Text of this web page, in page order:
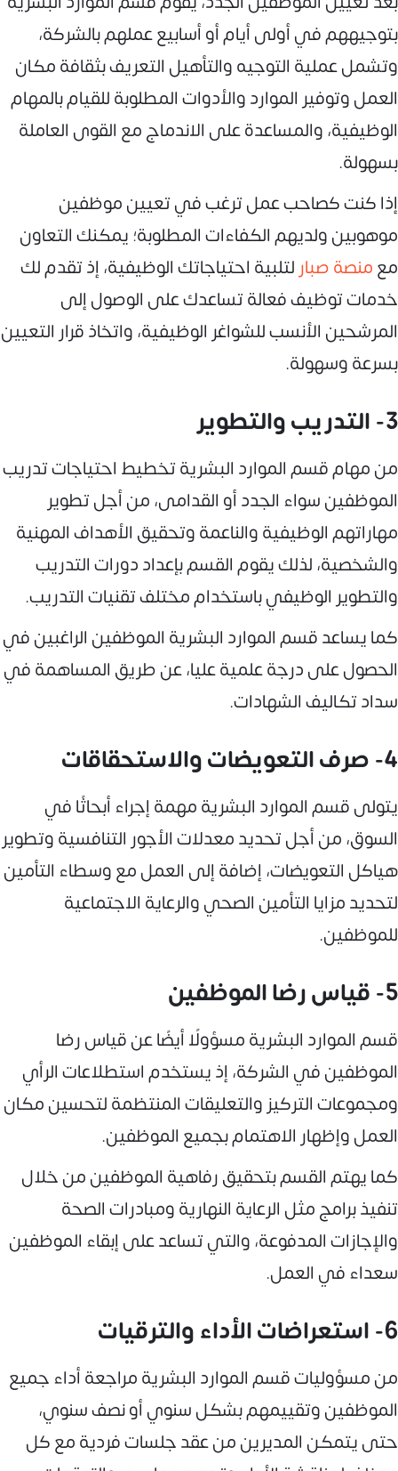
بتوجيههم في أولى أيام أو أسابيع عملهم بالشركة،
وتشمل عملية التوجيه والتأهيل التعريف بثقافة مكان
العمل وتوفير الموارد والأدوات المطلوبة للقيام بالمهام
الوظيفية، والمساعدة على الاندماج مع القوى العاملة
بسهولة.
إذا كنت كصاحب عمل ترغب في تعيين موظفين
موهوبين ولديهم الكفاءات المطلوبة؛ يمكنك التعاون
معمنصة صبار لتلبية احتياجاتك الوظيفية، إذ تقدم لك
خدمات توظيف فعالة تساعدك على الوصول إلى
المرشحين الأنسب للشواغر الوظيفية، واتخاذ قرار التعيين
بسرعة وسهولة.
3- التدريب والتطوير
من مهام قسم الموارد البشرية تخطيط احتياجات تدريب
الموظفين سواء الجدد أو القدامى، من أجل تطوير
مهاراتهم الوظيفية والناعمة وتحقيق الأهداف المهنية
والشخصية، لذلك يقوم القسم بإعداد دورات التدريب
والتطوير الوظيفي باستخدام مختلف تقنيات التدريب.
كما يساعد قسم الموارد البشرية الموظفين الراغبين في
الحصول على درجة علمية عليا، عن طريق المساهمة في
سداد تكاليف الشهادات.
4- صرف التعويضات والاستحقاقات
يتولى قسم الموارد البشرية مهمة إجراء أبحاثًا في
السوق، من أجل تحديد معدلات الأجور التنافسية وتطوير
هياكل التعويضات، إضافة إلى العمل مع وسطاء التأمين
لتحديد مزايا التأمين الصحي والرعاية الاجتماعية
للموظفين.
5- قياس رضا الموظفين
قسم الموارد البشرية مسؤولًا أيضًا عن قياس رضا
الموظفين في الشركة، إذ يستخدم استطلاعات الرأي
ومجموعات التركيز والتعليقات المنتظمة لتحسين مكان
العمل وإظهار الاهتمام بجميع الموظفين.
كما يهتم القسم بتحقيق رفاهية الموظفين من خلال
تنفيذ برامج مثل الرعاية النهارية ومبادرات الصحة
والإجازات المدفوعة، والتي تساعد على إبقاء الموظفين
سعداء في العمل.
6- استعراضات الأداء والترقيات
من مسؤوليات قسم الموارد البشرية مراجعة أداء جميع
الموظفين وتقييمهم بشكل سنوي أو نصف سنوي،
حتى يتمكن المديرين من عقد جلسات فردية مع كل